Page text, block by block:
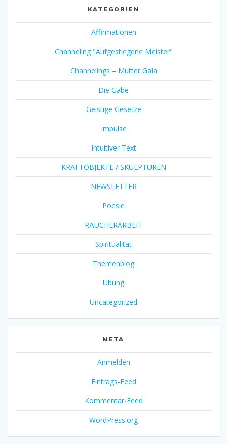
KATEGORIEN
Affirmationen
Channeling "Aufgestiegene Meister"
Channelings – Mutter Gaia
Die Gabe
Geistige Gesetze
Impulse
Intuitiver Text
KRAFTOBJEKTE / SKULPTUREN
NEWSLETTER
Poesie
RÄUCHERARBEIT
Spiritualität
Themenblog
Übung
Uncategorized
META
Anmelden
Eintrags-Feed
Kommentar-Feed
WordPress.org